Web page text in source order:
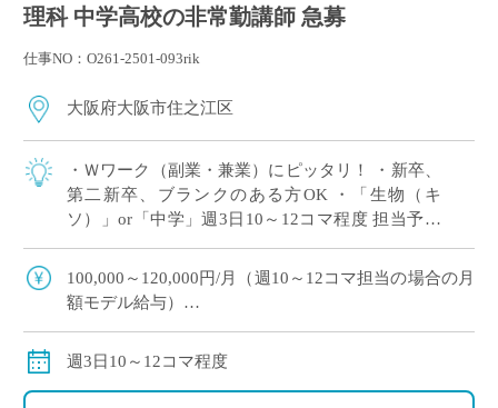
理科 中学高校の非常勤講師 急募
仕事NO：O261-2501-093rik
大阪府大阪市住之江区
・Ｗワーク（副業・兼業）にピッタリ！ ・新卒、
第二新卒、ブランクのある方OK ・「生物（キ
ソ）」or「中学」週3日10～12コマ程度 担当予定
ら、調整OK！ ※扶養内希望の相談 […]
100,000～120,000円/月（週10～12コマ担当の場合の月
額モデル給与）
※ご勤務スタート時期によって、初月の給与は日割計
週3日10～12コマ程度